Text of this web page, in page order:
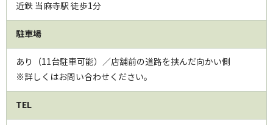
近鉄 当麻寺駅 徒歩1分
駐車場
あり（11台駐車可能）／店舗前の道路を挟んだ向かい側
※詳しくはお問い合わせください。
TEL